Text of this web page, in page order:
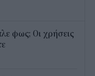
φως; Οι χρήσεις